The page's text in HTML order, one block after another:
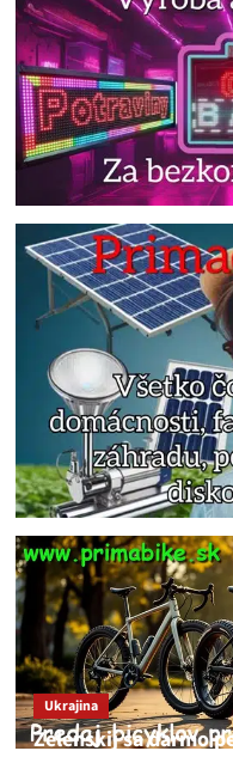
Ukrajina
Zelenskij sa darmo